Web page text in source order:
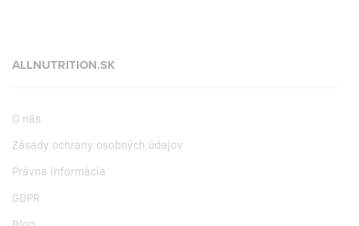
ALLNUTRITION.SK
O nás
Zásady ochrany osobných údajov
Právna informácia
GDPR